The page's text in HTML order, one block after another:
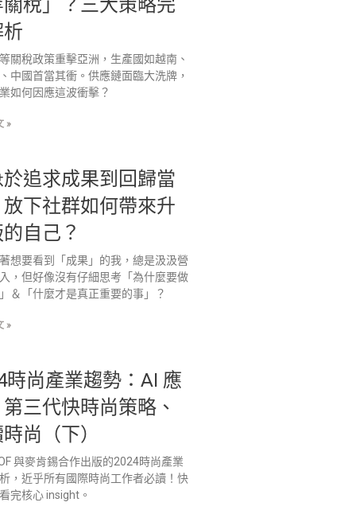
稅」？三大策略完
關稅政策重擊亞洲，生產國如越南、
中國首當其衝。供應鏈面臨大洗牌，
如何因應這波衝擊？
»
追求成果到回歸當
下社群如何帶來升
自己？
想要看到「成果」的我，總是汲汲營
，但好像沒有仔細思考「為什麼要做
＆「什麼才是真正重要的事」？
»
時尚產業趨勢：AI 應
三代快時尚策略、
尚（下）
與麥肯錫合作出版的2024時尚產業
，近乎所有國際時尚工作者必讀！快
完核心 insight。